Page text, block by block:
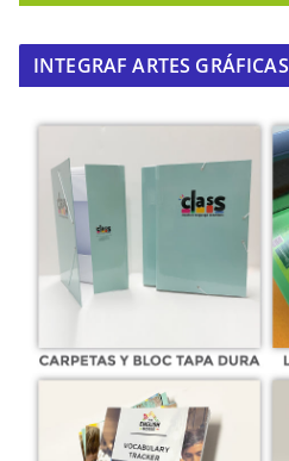
INTEGRAF ARTES GRÁFICAS